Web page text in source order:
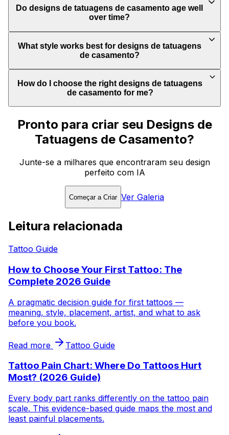
Do designs de tatuagens de casamento age well
over time?
What style works best for designs de tatuagens
de casamento?
How do I choose the right designs de tatuagens
de casamento for me?
Pronto para criar seu Designs de
Tatuagens de Casamento?
Junte-se a milhares que encontraram seu design
perfeito com IA
Começar a Criar Ver Galeria
Leitura relacionada
Tattoo Guide
How to Choose Your First Tattoo: The
Complete 2026 Guide
A pragmatic decision guide for first tattoos —
meaning, style, placement, artist, and what to ask
before you book.
Read more Tattoo Guide
Tattoo Pain Chart: Where Do Tattoos Hurt
Most? (2026 Guide)
Every body part ranks differently on the tattoo pain
scale. This evidence-based guide maps the most and
least painful placements.